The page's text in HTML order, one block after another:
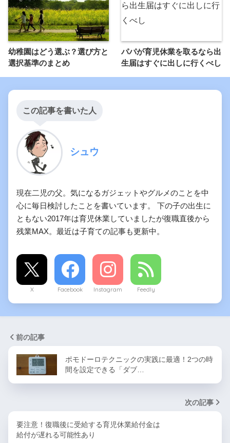
幼稚園はどう選ぶ？選び方と
選択基準のまとめ
パパが育児休業を取るなら出
生届はすぐに出しに行くべし
この記事を書いた人
シュウ
現在二児の父。気になるガジェットやグルメのことを中
心に毎日検討したことを書いています。 下の子の出生に
ともない2017年は育児休業していましたが復職直後から
残業MAX。最近は子育ての記事も更新中。
X Facebook Instagram Feedly
前の記事
ポモドーロテクニックの実践に最適！2つの時
間を設定できる「ダブ…
次の記事
要注意！復職後に受給する育児休業給付金は
給付が遅れる可能性あり